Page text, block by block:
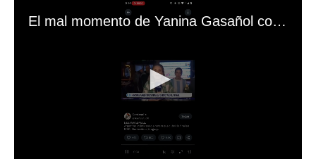
El mal momento de Yanina Gasañol con un hincha argentino en "Subrayado"